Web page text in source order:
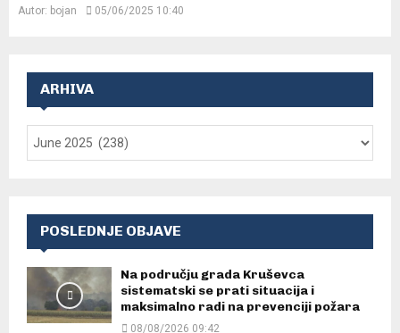
Autor: bojan 05/06/2025 10:40
ARHIVA
POSLEDNJE OBJAVE
Na području grada Kruševca
sistematski se prati situacija i
maksimalno radi na prevenciji požara
08/08/2026 09:42